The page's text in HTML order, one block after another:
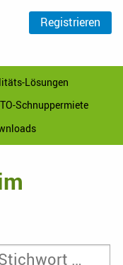
Lösungen
Schnuppermiete
Registrieren